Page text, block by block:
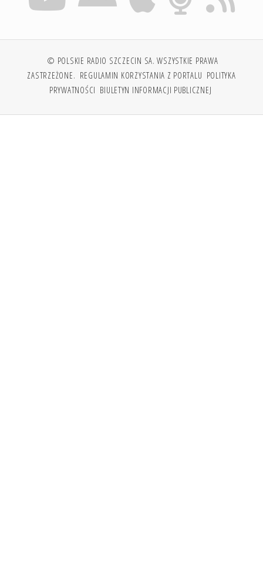
© POLSKIE RADIO SZCZECIN SA. WSZYSTKIE PRAWA
ZASTRZEŻONE. REGULAMIN KORZYSTANIA Z PORTALU POLITYKA
PRYWATNOŚCI BIULETYN INFORMACJI PUBLICZNEJ